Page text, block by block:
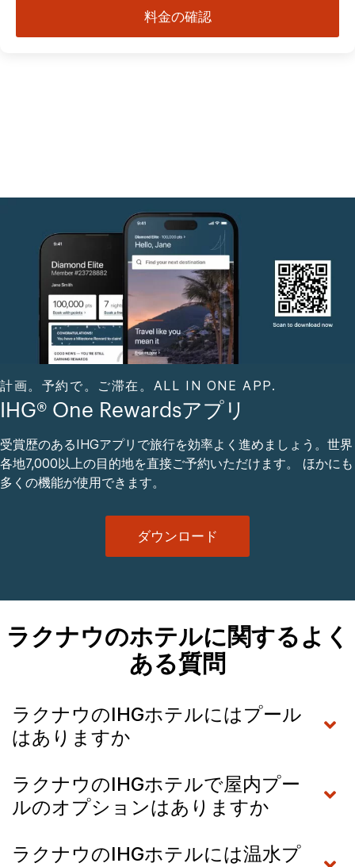
料金の確認
計画。予約で。ご滞在。ALL IN ONE APP.
IHG® One Rewardsアプリ
受賞歴のあるIHGアプリで旅行を効率よく進めましょう。世界
各地7,000以上の目的地を直接ご予約いただけます。 ほかにも
多くの機能が使用できます。
ダウンロード
ラクナウのホテルに関するよく
ある質問
ラクナウのIHGホテルにはプール
はありますか
ラクナウのIHGホテルで屋内プー
ルのオプションはありますか
ラクナウのIHGホテルには温水プ